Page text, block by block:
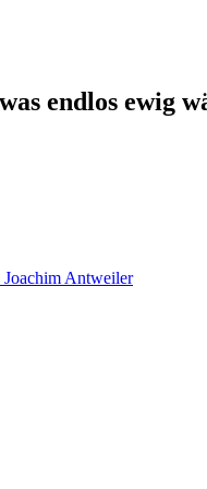
endlos ewig
Joachim Antweiler